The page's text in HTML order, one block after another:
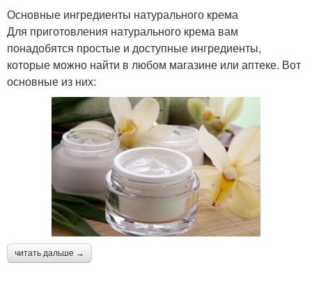
Основные ингредиенты натурального крема
Для приготовления натурального крема вам
понадобятся простые и доступные ингредиенты,
которые можно найти в любом магазине или аптеке. Вот
основные из них:
читать дальше →